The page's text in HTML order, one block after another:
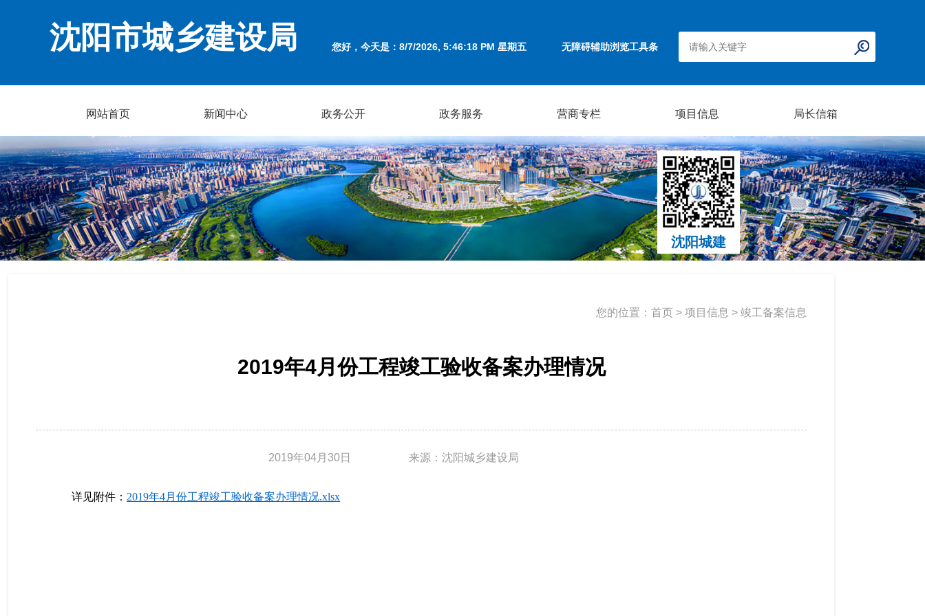
沈阳市城乡建设局 无障碍辅助浏览工具条
您好，今天是： 8/7/2026, 5:46:18 PM 星期五
网站首页 新闻中心 政务公开 政务服务 营商专栏 项目信息 局长信箱
沈阳城建
您的位置： 首页 > 项目信息 > 竣工备案信息
2019年4月份工程竣工验收备案办理情况
2019年04月30日 来源：沈阳城乡建设局
详见附件： 2019年4月份工程竣工验收备案办理情况.xlsx